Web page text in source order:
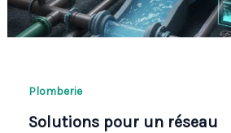
Plomberie
Solutions pour un réseau